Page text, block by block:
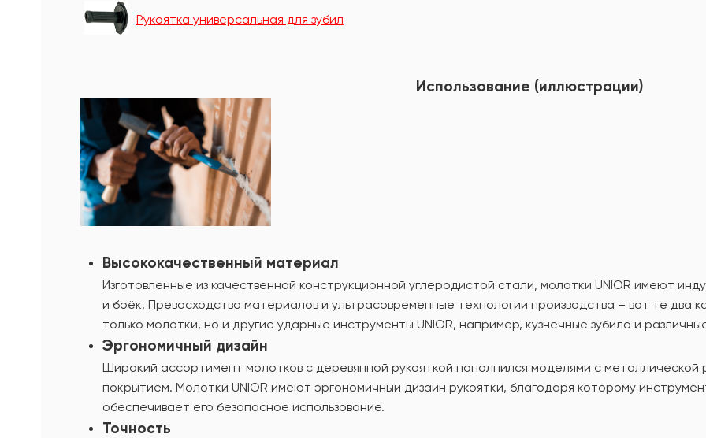
Рукоятка универсальная для зубил
Использование (иллюстрации)
Высококачественный материал
Изготовленные из качественной конструкционной углеродистой стали, молотки UNIOR имеют
и боёк. Превосходство материалов и ультрасовременные технологии производства – вот те два
только молотки, но и другие ударные инструменты UNIOR, например, кузнечные зубила и
Эргономичный дизайн
Широкий ассортимент молотков с деревянной рукояткой пополнился моделями с металлической
покрытием. Молотки UNIOR имеют эргономичный дизайн рукоятки, благодаря которому
обеспечивает его безопасное использование.
Точность